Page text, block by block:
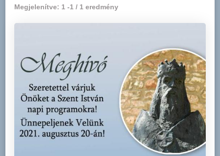
Megjelenítve: 1 -1 / 1 eredmény